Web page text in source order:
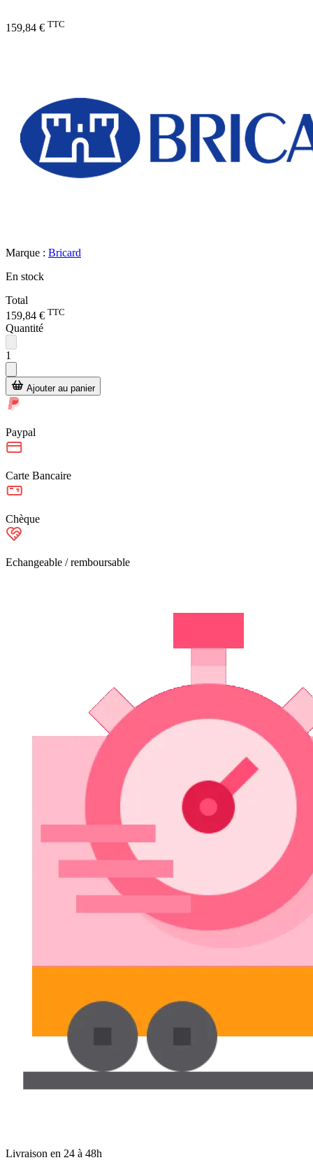
159,84 € TTC
Marque : Bricard
En stock
Total
159,84 € TTC
Quantité
1
Ajouter au panier
Paypal
Carte Bancaire
Chèque
Echangeable / remboursable
Livraison en 24 à 48h